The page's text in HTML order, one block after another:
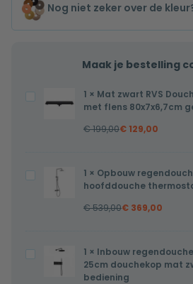
Nog niet zeker over de
Maak je bestelling
Mat
compleet
met
rooster
1 × Mat zwart RVS
met flens 80x7x6,7cm
€199,00€ 129,00
Opbouw
regendouche
thermostatisch
mat
1 × Opbouw
hoofddouche
€539,00€ 369,00
Inbouw
regendouche
1 × Inbouw
25cm douchekop mat
bediening